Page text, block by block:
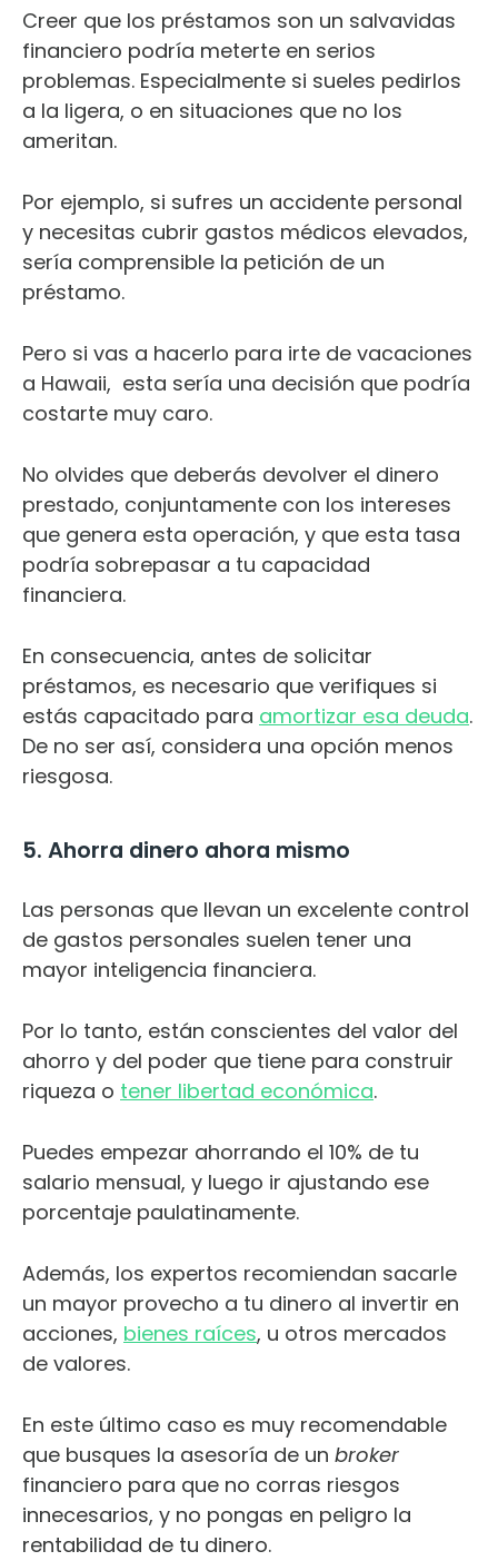
Creer que los préstamos son un salvavidas
financiero podría meterte en serios
problemas. Especialmente si sueles pedirlos
a la ligera, o en situaciones que no los
ameritan.
Por ejemplo, si sufres un accidente personal
y necesitas cubrir gastos médicos elevados,
sería comprensible la petición de un
préstamo.
Pero si vas a hacerlo para irte de vacaciones
a Hawaii, esta sería una decisión que podría
costarte muy caro.
No olvides que deberás devolver el dinero
prestado, conjuntamente con los intereses
que genera esta operación, y que esta tasa
podría sobrepasar a tu capacidad
financiera.
En consecuencia, antes de solicitar
préstamos, es necesario que verifiques si
estás capacitado para amortizar esa deuda.
De no ser así, considera una opción menos
riesgosa.
5. Ahorra dinero ahora mismo
Las personas que llevan un excelente control
de gastos personales suelen tener una
mayor inteligencia financiera.
Por lo tanto, están conscientes del valor del
ahorro y del poder que tiene para construir
riqueza o tener libertad económica.
Puedes empezar ahorrando el 10% de tu
salario mensual, y luego ir ajustando ese
porcentaje paulatinamente.
Además, los expertos recomiendan sacarle
un mayor provecho a tu dinero al invertir en
acciones, bienes raíces, u otros mercados
de valores.
En este último caso es muy recomendable
que busques la asesoría de un broker
financiero para que no corras riesgos
innecesarios, y no pongas en peligro la
rentabilidad de tu dinero.